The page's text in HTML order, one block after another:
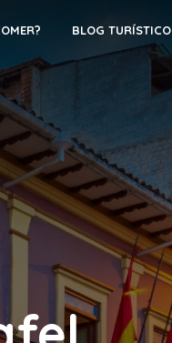
BLOG TURÍSTICO